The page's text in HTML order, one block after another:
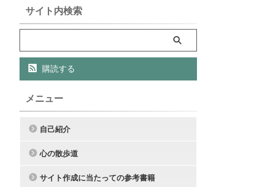
サイト内検索
購読する
メニュー
自己紹介
心の散歩道
サイト作成に当たっての参考書籍